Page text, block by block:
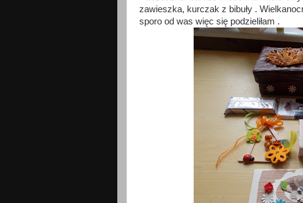
zawieszka, kurczak z bibuły .
sporo od was więc się podzieliłam .